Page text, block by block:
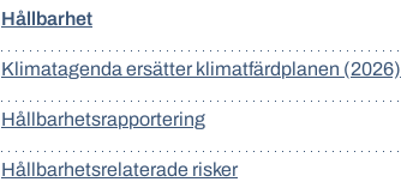
Hållbarhet
Klimatagenda ersätter klimatfärdplanen (2026)
Hållbarhetsrapportering
Hållbarhetsrelaterade risker